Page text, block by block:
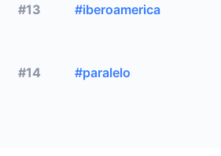
#13 #iberoamerica
#14 #paralelo